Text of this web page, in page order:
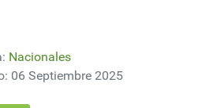
Nacionales
06 Septiembre 2025